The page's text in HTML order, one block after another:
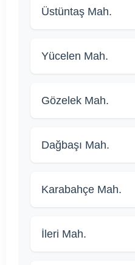
Üstüntaş Mah.
Yücelen Mah.
Gözelek Mah.
Dağbaşı Mah.
Karabahçe Mah.
İleri Mah.